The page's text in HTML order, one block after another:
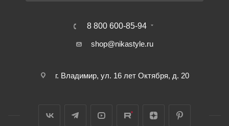
8 800 600-85-94
shop@nikastyle.ru
г. Владимир, ул. 16 лет Октября, д. 20